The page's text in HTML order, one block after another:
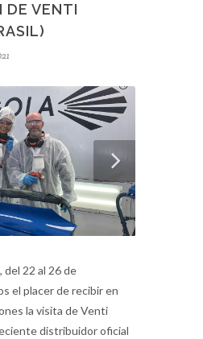
DE VENTI
del 22 al 26 de
el placer de recibir en
la visita de Venti
distribuidor oficial